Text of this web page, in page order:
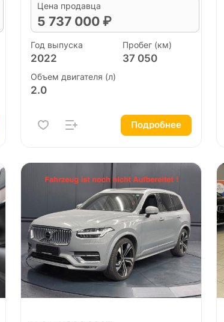
Цена продавца
5 737 000 ₽
Год выпуска
2022
Пробег (км)
37 050
Объем двигателя (л)
2.0
Подробнее